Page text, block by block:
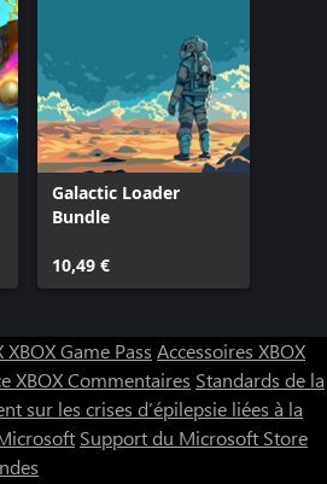
Galactic Loader
Bundle
10,49 €
XBOX Game Pass Accessoires XBOX
XBOXCommentaires Standards de la
sur les crises d’épilepsie liées à la
Support du Microsoft Store